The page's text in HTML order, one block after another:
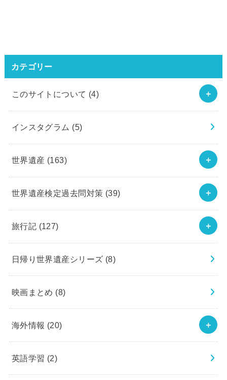
カテゴリー
このサイトについて (4)
インスタグラム (5)
世界遺産 (163)
世界遺産検定過去問対策 (39)
旅行記 (127)
日帰り世界遺産シリーズ (8)
映画まとめ (8)
海外情報 (20)
英語学習 (2)